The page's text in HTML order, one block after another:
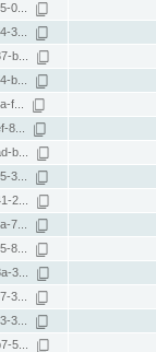
0...
3...
b...
b...
f...
8...
b...
3...
2...
7...
8...
3...
3...
3...
5...